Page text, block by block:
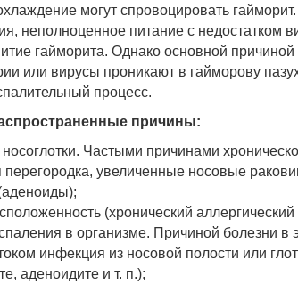
могут спровоцировать гайморит.
неполноценное питание с недостатком
гайморита. Однако основной
или вирусы проникают в гайморову
процесс.
причины:
Частыми причинами
перегородка, увеличенные носовые
(хронический аллергический
в организме. Причиной болезни в
инфекция из носовой полости или
аденоидите и т. п.);